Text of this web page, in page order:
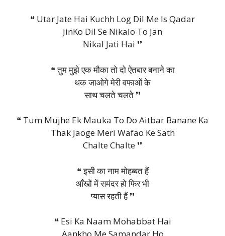
❝ Utar Jate Hai Kuchh Log Dil Me Is Qadar
JinKo Dil Se Nikalo To Jan
Nikal Jati Hai ❜❜
❝ तुम मुझे एक मौका तो दो ऐतबार बनाने का
थक जाओगे मेरी वफाओं के
साथ चलते चलते ❜❜
❝ Tum Mujhe Ek Mauka To Do Aitbar Banane Ka
Thak Jaoge Meri Wafao Ke Sath
Chalte Chalte ❜❜
❝ इसी का नाम मोहब्बत हैं
आँखों में समंदर हो फिर भी
प्यास रहती हैं ❜❜
❝ Esi Ka Naam Mohabbat Hai